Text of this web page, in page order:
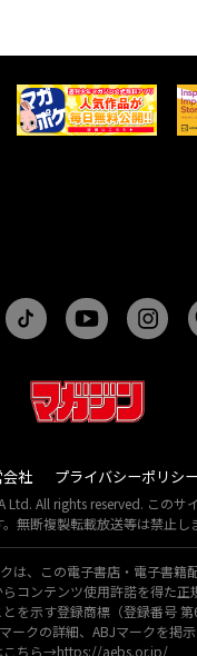
社 プライバシーポリシー
Ltd. All rights reserved. このサ
無断複製転載放送等は禁止し
は、この電子書店・電子書籍
コンテンツ使用許諾を得た正
を示す登録商標（登録番号
ークの詳細、ABJマークを掲
こちら→https://aebs.or.jp/